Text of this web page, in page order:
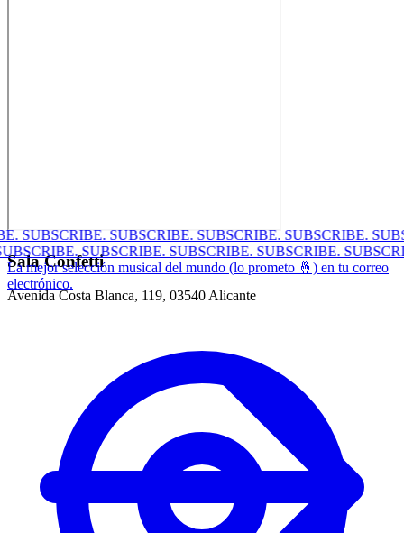
Sala Confetti
Avenida Costa Blanca, 119, 03540 Alicante
SUBSCRIBE.SUBSCRIBE.SUBSCRIBE.SUBSCRIBE.
SUBSCRIBE.SUBSCRIBE.SUBSCRIBE.SUBSCRIBE.
La mejor selección musical del mundo (lo prometo 🤞) en tu correo
electrónico.